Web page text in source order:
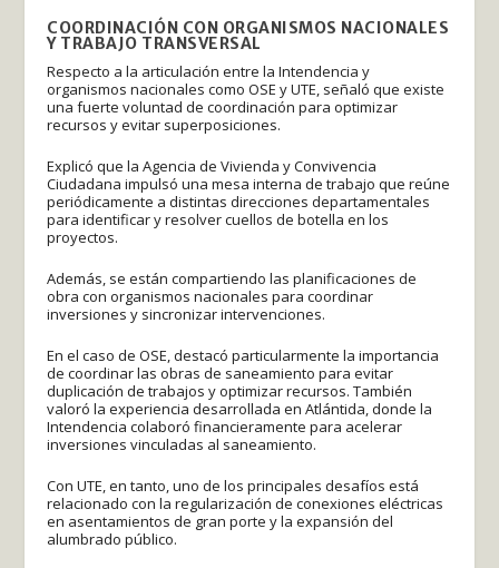
COORDINACIÓN CON ORGANISMOS NACIONALES
Y TRABAJO TRANSVERSAL
Respecto a la articulación entre la Intendencia y
organismos nacionales como OSE y UTE, señaló que existe
una fuerte voluntad de coordinación para optimizar
recursos y evitar superposiciones.
Explicó que la Agencia de Vivienda y Convivencia
Ciudadana impulsó una mesa interna de trabajo que reúne
periódicamente a distintas direcciones departamentales
para identificar y resolver cuellos de botella en los
proyectos.
Además, se están compartiendo las planificaciones de
obra con organismos nacionales para coordinar
inversiones y sincronizar intervenciones.
En el caso de OSE, destacó particularmente la importancia
de coordinar las obras de saneamiento para evitar
duplicación de trabajos y optimizar recursos. También
valoró la experiencia desarrollada en Atlántida, donde la
Intendencia colaboró financieramente para acelerar
inversiones vinculadas al saneamiento.
Con UTE, en tanto, uno de los principales desafíos está
relacionado con la regularización de conexiones eléctricas
en asentamientos de gran porte y la expansión del
alumbrado público.